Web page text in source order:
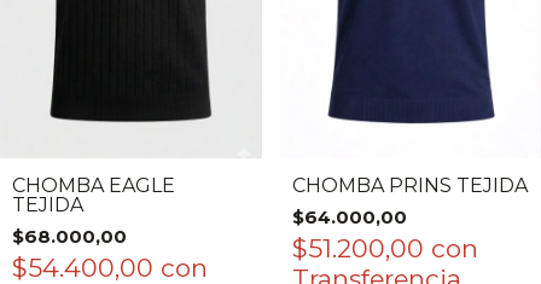
CHOMBA EAGLE
TEJIDA
$68.000,00
$54.400,00 con
CHOMBA PRINS TEJIDA
$64.000,00
$51.200,00 con